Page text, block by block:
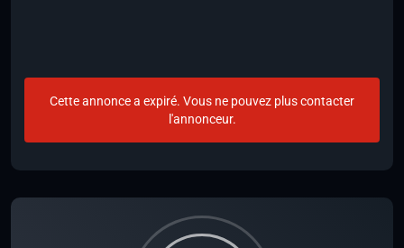
Cette annonce a expiré. Vous ne pouvez plus contacter
l'annonceur.